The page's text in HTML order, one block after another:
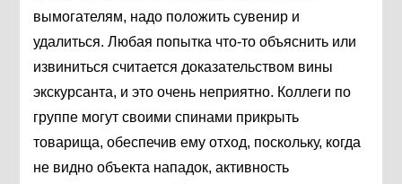
вымогателям, надо положить сувенир и
удалиться. Любая попытка что-то объяснить или
извиниться считается доказательством вины
экскурсанта, и это очень неприятно. Коллеги по
группе могут своими спинами прикрыть
товарища, обеспечив ему отход, поскольку, когда
не видно объекта нападок, активность